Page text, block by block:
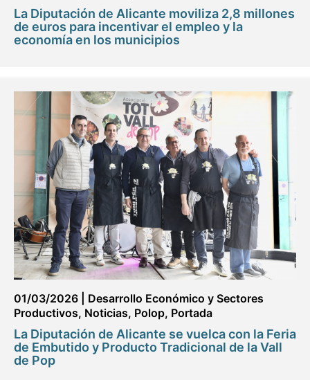
La Diputación de Alicante moviliza 2,8 millones
de euros para incentivar el empleo y la
economía en los municipios
01/03/2026
Desarrollo Económico y Sectores
Productivos, Noticias, Polop, Portada
La Diputación de Alicante se vuelca con la Feria
de Embutido y Producto Tradicional de la Vall
de Pop